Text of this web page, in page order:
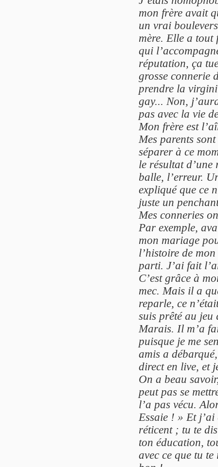
mon frère avait
un vrai
mère. Elle a tout
qui
réputation, ça
grosse connerie
prendre la
gay... Non,
pas avec la vie
Mon frère est
Mes parents
séparer à ce
le résultat d’une
balle, l’erreur.
expliqué que ce
juste un
Mes conneries
Par exemple,
mon mariage
l’histoire de
parti. J’ai fait
C’est grâce à
mec. Mais il a
reparle, ce
suis prêté au jeu
Marais. Il m’a
puisque je me
amis a
direct en live, et
On a beau
peut pas se
l’a pas vécu.
Essaie ! » Et j’ai
réticent ; tu te
ton éducation,
avec ce que tu